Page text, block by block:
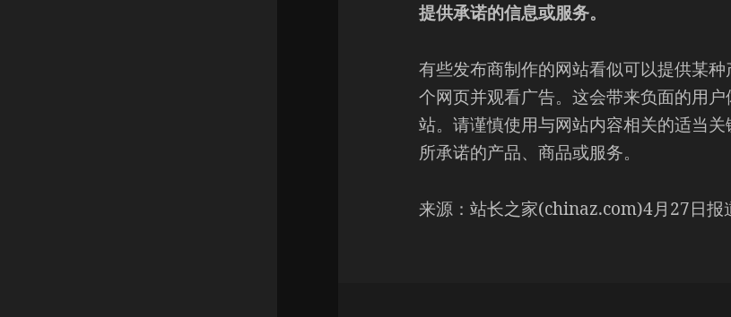
提供承诺的信息或服务。
有些发布商制作的网站看似可以提供某
个网页并观看广告。这会带来负面的用
站。请谨慎使用与网站内容相关的适当
所承诺的产品、商品或服务。
来源：站长之家(chinaz.com)4月27日报